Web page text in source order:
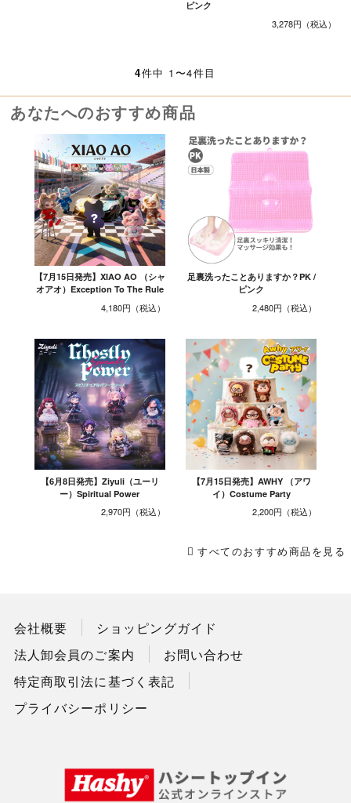
ピンク
3,278円
4件中 1〜4件目
あなたへのおすすめ商品
【7月15日発売】XIAO AO （シャ
オアオ）Exception To The Rule
4,180円
足裏洗ったことありますか？PK /
ピンク
2,480円
【6月8日発売】Ziyuli（ユーリ
ー）Spiritual Power
2,970円
【7月15日発売】AWHY （アワ
イ）Costume Party
2,200円
すべてのおすすめ商品を見る
会社概要
ショッピングガイド
法人卸会員のご案内
お問い合わせ
特定商取引法に基づく表記
プライバシーポリシー